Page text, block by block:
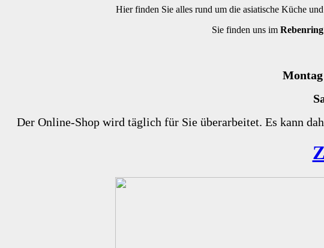
Hier finden Sie alles rund um die asiatische Küche
Sie finden uns im
Der Online-Shop wird täglich für Sie überarbeitet. Es kann